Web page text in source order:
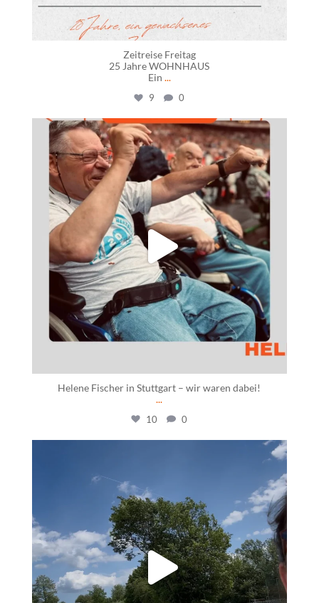
Zeitreise Freitag
25 Jahre WOHNHAUS
Ein ...
9 0
daswohnhausostfildern
Juni 18
Helene Fischer in Stuttgart – wir waren dabei!
...
10 0